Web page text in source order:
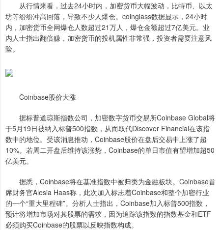
从行情来看，过去24小时内，加密货币大幅波动，比特币、以太
坊等纷纷冲高回落，导致不少人爆仓。coinglass数据显示，24小时
内，加密货币全网爆仓人数超过21万人，爆仓金额超过7亿美元。业
内人士指出翻倍赚，加密货币的投机属性非常强，投资者需要注意风
险。
Coinbase股价大涨
据标普道琼斯指数公司，加密数字货币交易所Coinbase Global将
于5月19日被纳入标普500指数，从而取代Discover Financial在该指
数中的地位。受该消息推动，Coinbase股价在盘后交易中上涨了超
10%。若周二开盘后维持该涨势，Coinbase的单日市值有望增加超50
亿美元。
据悉，Coinbase将在基准指数中被归类为金融板块。Coinbase首
席财务官Alesia Haas称，此次加入标志着Coinbase和整个加密行业
的一个“重大里程碑”。分析人士指出，Coinbase加入标普500指数，
预计将增加市场对其股票的需求，因为追踪该指数的指数基金和ETF
必须购买Coinbase的股票以反映指数构成。